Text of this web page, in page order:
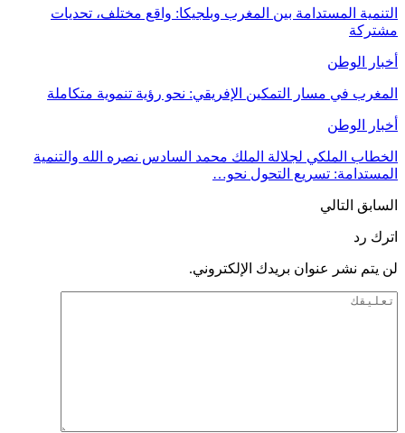
التنمية المستدامة بين المغرب وبلجيكا: واقع مختلف، تحديات
مشتركة
أخبار الوطن
المغرب في مسار التمكين الإفريقي: نحو رؤية تنموية متكاملة
أخبار الوطن
الخطاب الملكي لجلالة الملك محمد السادس نصره الله والتنمية
المستدامة: تسريع التحول نحو…
السابق التالي
اترك رد
لن يتم نشر عنوان بريدك الإلكتروني.